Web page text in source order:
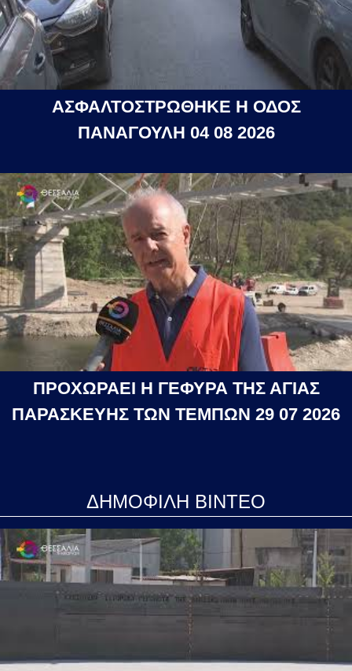
ΑΣΦΑΛΤΟΣΤΡΩΘΗΚΕ Η ΟΔΟΣ
ΠΑΝΑΓΟΥΛΗ 04 08 2026
ΠΡΟΧΩΡΑΕΙ Η ΓΕΦΥΡΑ ΤΗΣ ΑΓΙΑΣ
ΠΑΡΑΣΚΕΥΗΣ ΤΩΝ ΤΕΜΠΩΝ 29 07 2026
ΔΗΜΟΦΙΛΗ ΒΙΝΤΕΟ